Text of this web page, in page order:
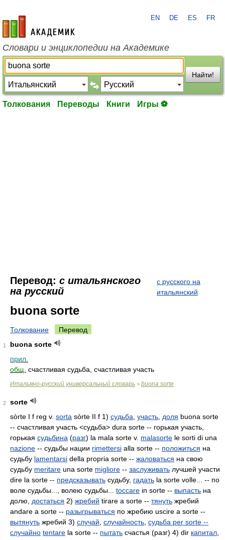
academic.ru
EN DE ES FR
Словари и энциклопедии на Академике
Найти!
Толкования Переводы Книги Игры ⚽
Перевод: с итальянского
на русский
с русского на
итальянский
buona sorte
Толкование Перевод
1
buona sorte
прил.
общ. счастливая судьба, счастливая участь
Итальяно-русский универсальный словарь > buona sorte
2
sorte
sòrte I f reg v. sorta sòrte II f 1) судьба участь доля buona sorte
-- счастливая участь <судьба> dura sorte -- горькая участь,
горькая судьбина (разг) la mala sorte v. malasorte le sorti di una
nazione -- судьбы нации rimettersi alla sorte -- положиться на
судьбу lamentarsi della propria sorte -- жаловаться на свою
судьбу meritare una sorte migliore -- заслуживать лучшей участи
dire la sorte -- предсказывать судьбу, гадать la sorte volle... -- по
воле судьбы..., волею судьбы... toccare in sorte -- выпасть на
долю, достаться 2) жребий tirare a sorte -- тянуть жребий
andare a sorte -- разыгрываться по жребию uscire a sorte --
вытянуть жребий 3) случай случайность судьба per sorte --
случайно tentare la sorte -- пытать счастья (разг) 4) dir капитал